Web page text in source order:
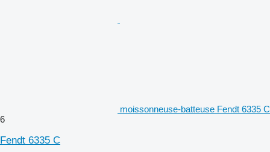
moissonneuse-batteuse Fendt 6335 C
6
Fendt 6335 C